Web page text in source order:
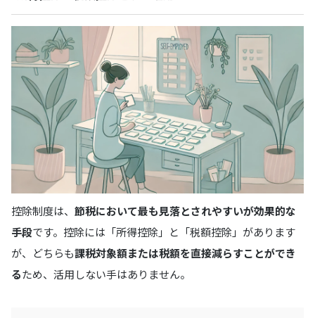
控除制度は、 節税において最も見落とされやすいが効果的な
手段です。控除には「所得控除」と「税額控除」があります
が、どちらも課税対象額または税額を直接減らすことができ
るため、活用しない手はありません。